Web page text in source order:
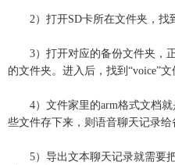
2）打开SD卡所在文件夹，找到
3）打开对应的备份文件夹，正
的文件夹。进入后，找到“voice”文
4）文件家里的arm格式文档就
些文件存下来，则语音聊天记录给
5）导出文本聊天记录就需要把